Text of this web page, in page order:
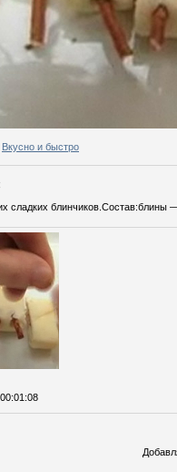
Вкусно и быстро
сладких